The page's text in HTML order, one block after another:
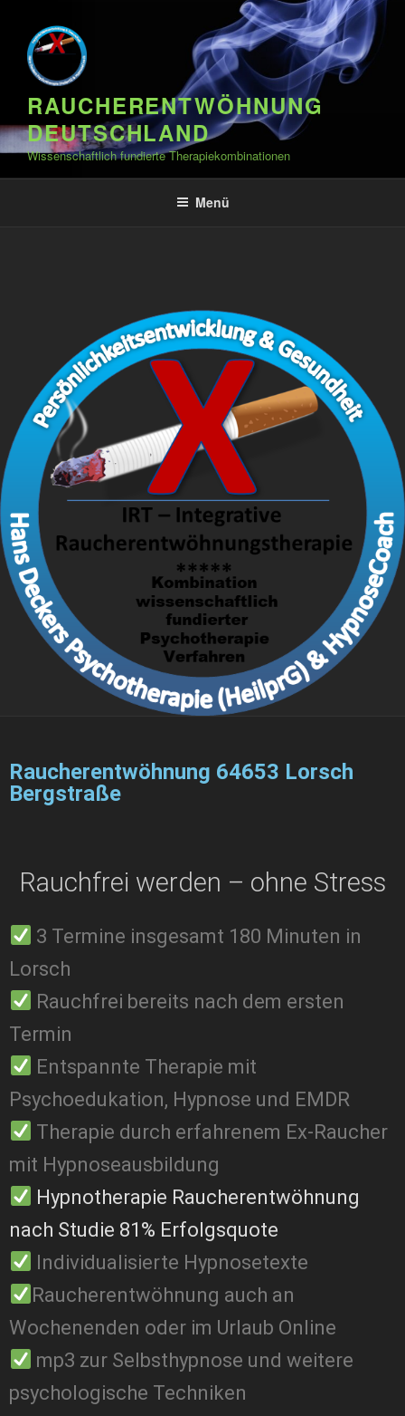
RAUCHERENTWÖHNUNG
DEUTSCHLAND
Wissenschaftlich fundierte Therapiekombinationen
Menü
Raucherentwöhnung 64653 Lorsch
Bergstraße
Rauchfrei werden – ohne Stress
3 Termine insgesamt 180 Minuten in
Lorsch
Rauchfrei bereits nach dem ersten
Termin
Entspannte Therapie mit
Psychoedukation, Hypnose und EMDR
Therapie durch erfahrenem Ex-Raucher
mit Hypnoseausbildung
Hypnotherapie Raucherentwöhnung
nach Studie 81% Erfolgsquote
Individualisierte Hypnosetexte
Raucherentwöhnung auch an
Wochenenden oder im Urlaub Online
mp3 zur Selbsthypnose und weitere
psychologische Techniken